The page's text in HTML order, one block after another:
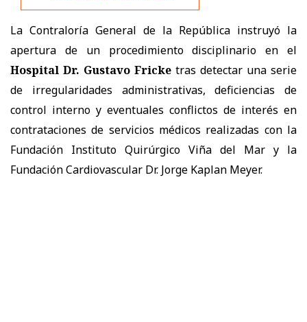
La Contraloría General de la República instruyó la
apertura de un procedimiento disciplinario en el
Hospital Dr. Gustavo Fricke tras detectar una serie
de irregularidades administrativas, deficiencias de
control interno y eventuales conflictos de interés en
contrataciones de servicios médicos realizadas con la
Fundación Instituto Quirúrgico Viña del Mar y la
Fundación Cardiovascular Dr. Jorge Kaplan Meyer.